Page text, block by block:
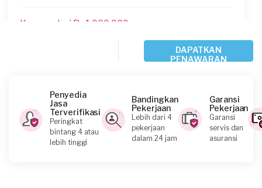
Kurang dari Rp1.000.000
Aurel Alvia requested Les & Kursus Masak
Lamongan, Jawa Timur
Request Fulfilled
Kurang dari Rp1.000.000
DAPATKAN
PENAWARAN
Penyedia
Jasa
Terverifikasi
Peringkat
bintang 4 atau
lebih tinggi
Bandingkan
Pekerjaan
Lebih dari 4
pekerjaan
dalam 24 jam
Garansi
Pekerjaan
Garansi
servis dan
asuransi